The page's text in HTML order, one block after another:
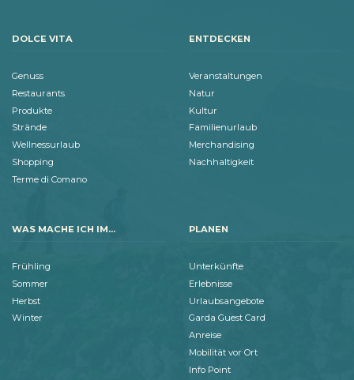
DOLCE VITA
Genuss
Restaurants
Produkte
Strände
Wellnessurlaub
Shopping
Terme di Comano
ENTDECKEN
Veranstaltungen
Natur
Kultur
Familienurlaub
Merchandising
Nachhaltigkeit
WAS MACHE ICH IM...
Frühling
Sommer
Herbst
Winter
PLANEN
Unterkünfte
Erlebnisse
Urlaubsangebote
Garda Guest Card
Anreise
Mobilität vor Ort
Info Point